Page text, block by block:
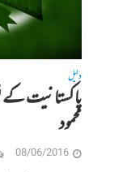
دلیل
پاکستانیت کے
محمود
08/06/2016